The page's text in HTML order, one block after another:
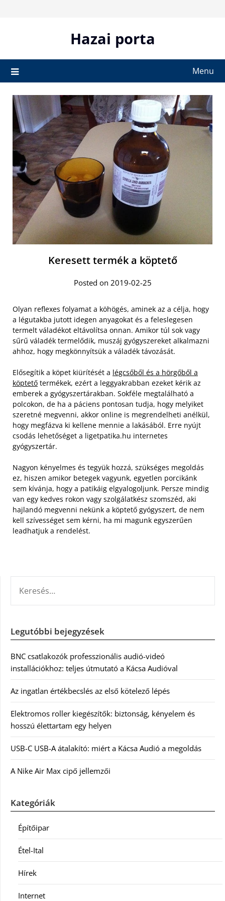
Hazai porta
Menu
Keresett termék a köptető
Posted on 2019-02-25
Olyan reflexes folyamat a köhögés, aminek az a célja, hogy
a légutakba jutott idegen anyagokat és a feleslegesen
termelt váladékot eltávolítsa onnan. Amikor túl sok vagy
sűrű váladék termelődik, muszáj gyógyszereket alkalmazni
ahhoz, hogy megkönnyítsük a váladék távozását.
Elősegítik a köpet kiürítését a légcsőből és a hörgőből a
köptető termékek, ezért a leggyakrabban ezeket kérik az
emberek a gyógyszertárakban. Sokféle megtalálható a
polcokon, de ha a páciens pontosan tudja, hogy melyiket
szeretné megvenni, akkor online is megrendelheti anélkül,
hogy megfázva ki kellene mennie a lakásából. Erre nyújt
csodás lehetőséget a ligetpatika.hu internetes
gyógyszertár.
Nagyon kényelmes és tegyük hozzá, szükséges megoldás
ez, hiszen amikor betegek vagyunk, egyetlen porcikánk
sem kívánja, hogy a patikáig elgyalogoljunk. Persze mindig
van egy kedves rokon vagy szolgálatkész szomszéd, aki
hajlandó megvenni nekünk a köptető gyógyszert, de nem
kell szívességet sem kérni, ha mi magunk egyszerűen
leadhatjuk a rendelést.
Legutóbbi bejegyzések
BNC csatlakozók professzionális audió-videó
installációkhoz: teljes útmutató a Kácsa Audióval
Az ingatlan értékbecslés az első kötelező lépés
Elektromos roller kiegészítők: biztonság, kényelem és
hosszú élettartam egy helyen
USB-C USB-A átalakító: miért a Kácsa Audió a megoldás
A Nike Air Max cipő jellemzői
Kategóriák
Építőipar
Étel-Ital
Hírek
Internet